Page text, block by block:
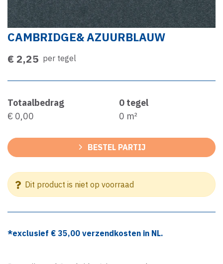
CAMBRIDGE& AZUURBLAUW
€ 2,25 per tegel
Totaalbedrag
€ 0,00
0 tegel
0 m²
BESTEL PARTIJ
Dit product is niet op voorraad
*exclusief € 35,00 verzendkosten in NL.